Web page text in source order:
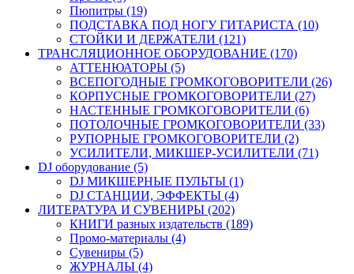
Пюпитры (19)
ПОДСТАВКА ПОД НОГУ ГИТАРИСТА (10)
СТОЙКИ И ДЕРЖАТЕЛИ (121)
ТРАНСЛЯЦИОННОЕ ОБОРУДОВАНИЕ (170)
АТТЕНЮАТОРЫ (5)
ВСЕПОГОДНЫЕ ГРОМКОГОВОРИТЕЛИ (26)
КОРПУСНЫЕ ГРОМКОГОВОРИТЕЛИ (27)
НАСТЕННЫЕ ГРОМКОГОВОРИТЕЛИ (6)
ПОТОЛОЧНЫЕ ГРОМКОГОВОРИТЕЛИ (33)
РУПОРНЫЕ ГРОМКОГОВОРИТЕЛИ (2)
УСИЛИТЕЛИ, МИКШЕР-УСИЛИТЕЛИ (71)
DJ оборудование (5)
DJ МИКШЕРНЫЕ ПУЛЬТЫ (1)
DJ СТАНЦИИ, ЭФФЕКТЫ (4)
ЛИТЕРАТУРА И СУВЕНИРЫ (202)
КНИГИ разных издательств (189)
Промо-материалы (4)
Сувениры (5)
ЖУРНАЛЫ (4)